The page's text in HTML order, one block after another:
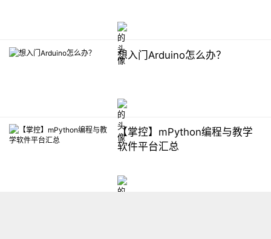
想入门Arduino怎么办？
【掌控】mPython编程与教学
软件平台汇总